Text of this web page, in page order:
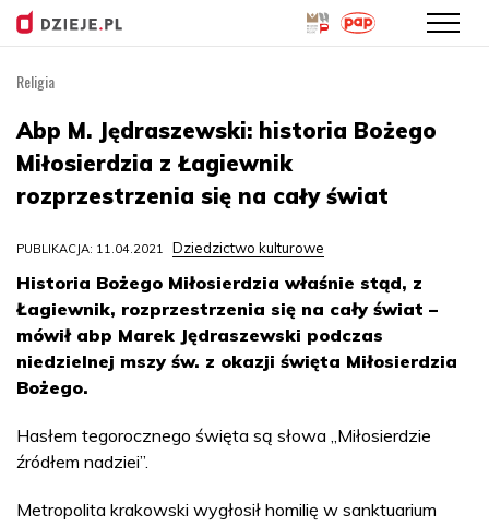
treści
Religia
Abp M. Jędraszewski: historia Bożego
Miłosierdzia z Łagiewnik
rozprzestrzenia się na cały świat
PUBLIKACJA: 11.04.2021 Dziedzictwo kulturowe
Historia Bożego Miłosierdzia właśnie stąd, z
Łagiewnik, rozprzestrzenia się na cały świat –
mówił abp Marek Jędraszewski podczas
niedzielnej mszy św. z okazji święta Miłosierdzia
Bożego.
Hasłem tegorocznego święta są słowa „Miłosierdzie
źródłem nadziei”.
Metropolita krakowski wygłosił homilię w sanktuarium